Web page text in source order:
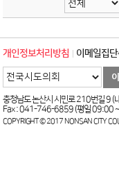
개인정보처리방침 이메일집
충청남도 논산시 시민로 210번길 9
Fax : 041-746-6859 (평일 09:00
COPYRIGHT © 2017 NONSAN CITY